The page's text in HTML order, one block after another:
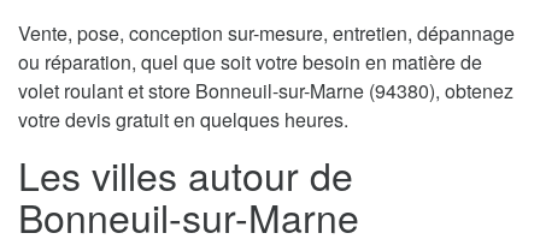
Vente, pose, conception sur-mesure, entretien, dépannage
ou réparation, quel que soit votre besoin en matière de
volet roulant et store Bonneuil-sur-Marne (94380), obtenez
votre devis gratuit en quelques heures.
Les villes autour de
Bonneuil-sur-Marne